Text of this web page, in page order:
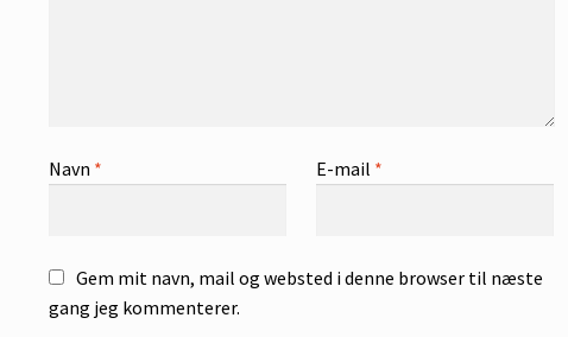
Navn * E-mail *
Gem mit navn, mail og websted i denne browser til næste
gang jeg kommenterer.